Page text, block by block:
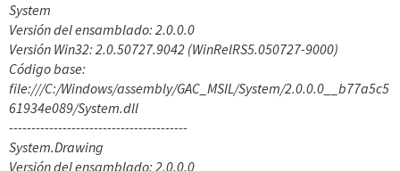
System
Versión del ensamblado: 2.0.0.0
Versión Win32: 2.0.50727.9042 (WinRelRS5.050727-9000)
Código base:
file:///C:/Windows/assembly/GAC_MSIL/System/2.0.0.0__b77a5c5
61934e089/System.dll
----------------------------------------
System.Drawing
Versión del ensamblado: 2.0.0.0